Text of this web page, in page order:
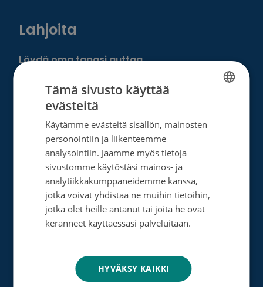
Lahjoita
Löydä oma tapasi auttaa
Liity kuukausilahjoittajaksi
Tee kertalahjoitus
Tee muistolahja
Perusta merkkipäiväkeräys
Perusta muistokeräys
Perusta oma keräyksesi
Perusta päivätyökeräys
Suurlahjoitus
SWEDISH
Tämä sivusto käyttää
evästeitä
Käytämme evästeitä sisällön, mainosten
personointiin ja liikenteemme
analysointiin. Jaamme myös tietoja
sivustomme käytöstäsi mainos- ja
analytiikkakumppaneidemme kanssa,
jotka voivat yhdistää ne muihin tietoihin,
jotka olet heille antanut tai joita he ovat
keränneet käyttäessäsi palveluitaan.
HYVÄKSY KAIKKI